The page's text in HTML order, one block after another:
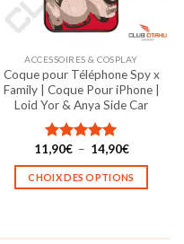
choisies
sur
page
du
produit
ACCESSOIRES & COSPLAY
Coque pour Téléphone Spy x
Family | Coque Pour iPhone |
Loid Yor & Anya Side Car
Note5.00
sur 5
11,90€ – 14,90€Plage
prix :
11,90€
CHOIX DES OPTIONS
a